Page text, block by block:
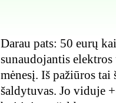
Darau pats: 50 eurų
sunaudojantis
mėnesį. Iš pažiūros
šaldytuvas. Jo viduje